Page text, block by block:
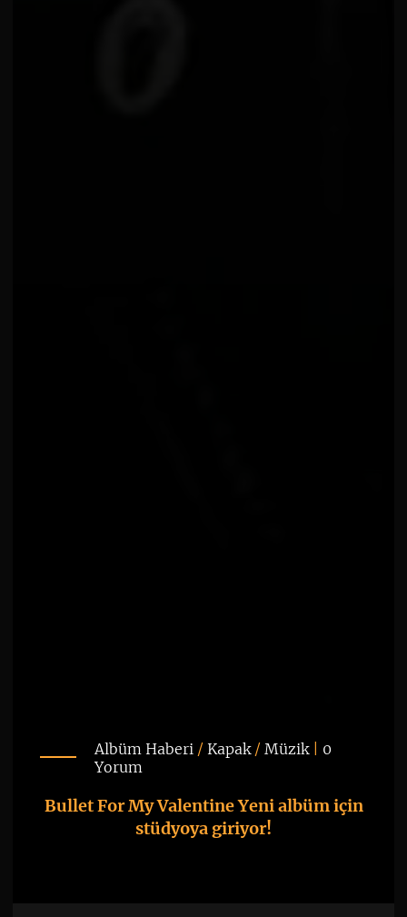
Albüm Haberi/ Kapak/ Müzik| 0
Yorum
Bullet For My Valentine Yeni albüm için
stüdyoya giriyor!